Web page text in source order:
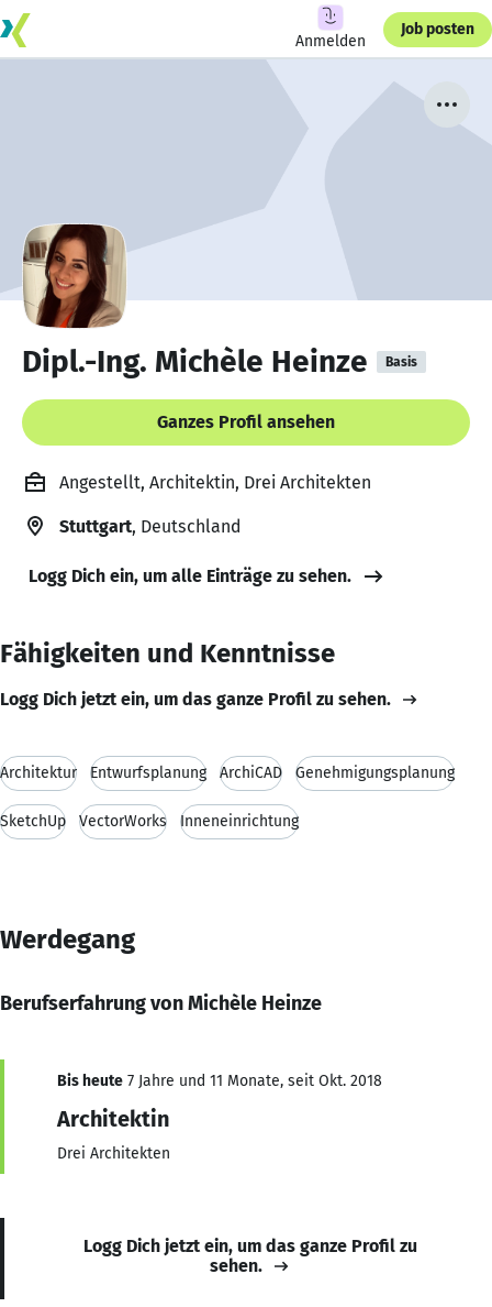
Anmelden
Job posten
Dipl.-Ing. Michèle Heinze Basis
Ganzes Profil ansehen
Angestellt, Architektin, Drei Architekten
Stuttgart, Deutschland
Logg Dich ein, um alle Einträge zu sehen.
Fähigkeiten und Kenntnisse
Logg Dich jetzt ein, um das ganze Profil zu sehen.
Architektur Entwurfsplanung ArchiCAD Genehmigungsplanung
SketchUp VectorWorks Inneneinrichtung
Werdegang
Berufserfahrung von Michèle Heinze
Bis heute 7 Jahre und 11 Monate, seit Okt. 2018
Architektin
Drei Architekten
Logg Dich jetzt ein, um das ganze Profil zu
sehen.